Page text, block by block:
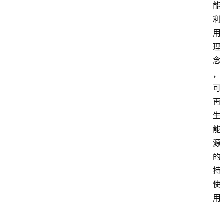
能
利
用
理
念
，
可
再
生
能
源
的
持
使
用